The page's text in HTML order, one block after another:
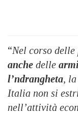
“Nel corso
anche delle
l’ndrangheta,
Italia non si
nell’attività